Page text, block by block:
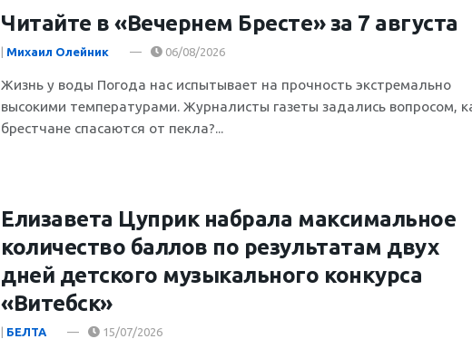
Читайте в «Вечернем Бресте» за 7 августа
| Михаил Олейник 06/08/2026
Жизнь у воды Погода нас испытывает на прочность экстремально
высокими температурами. Журналисты газеты задались вопросом,
брестчане спасаются от пекла?...
Елизавета Цуприк набрала максимальное
количество баллов по результатам двух
дней детского музыкального конкурса
«Витебск»
| БЕЛТА 15/07/2026